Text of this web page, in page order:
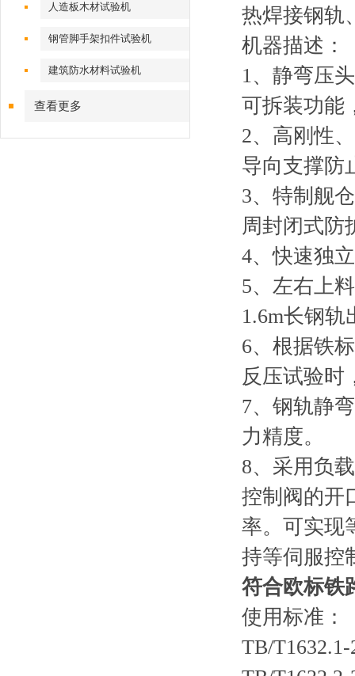
人造板木材试验机
钢管脚手架扣件试验机
建筑防水材料试验机
查看更多
热焊接钢轨
机器描述：
1、静弯压
可拆装功能
2、高刚性
导向支撑防
3、特制舰
周封闭式防
4、快速独
5、左右上
1.6m长钢轨
6、根据铁
反压试验时
7、钢轨静
力精度。
8、采用负
控制阀的开
率。可实现
持等伺服控
符合欧标铁
使用标准：
TB/